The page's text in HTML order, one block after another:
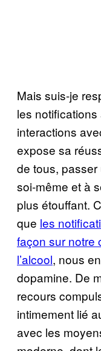
Mais suis-je
les
interactions
expose sa
de tous,
soi-même et à
plus étouffant.
que les
façon sur notre
l’alcool, nous
dopamine. De
recours
intimement lié
avec les